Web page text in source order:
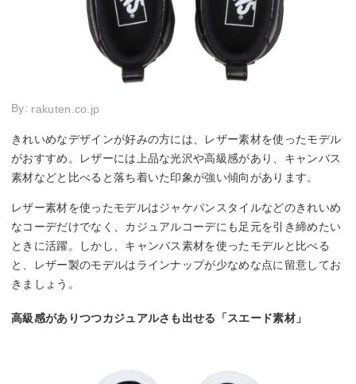
By: rakuten.co.jp
きれいめなデザインが好みの方には、レザー素材を使ったモデル
がおすすめ。レザーには上品な光沢や高級感があり、キャンバス
素材などと比べると落ち着いた印象が強い傾向があります。
レザー素材を使ったモデルはジャケパンスタイルなどのきれいめ
なコーデだけでなく、カジュアルコーデにも足元を引き締めたい
ときに活躍。しかし、キャンバス素材を使ったモデルと比べる
と、レザー製のモデルはラインナップが少なめな点に留意してお
きましょう。
高級感がありつつカジュアルさも出せる「スエード素材」